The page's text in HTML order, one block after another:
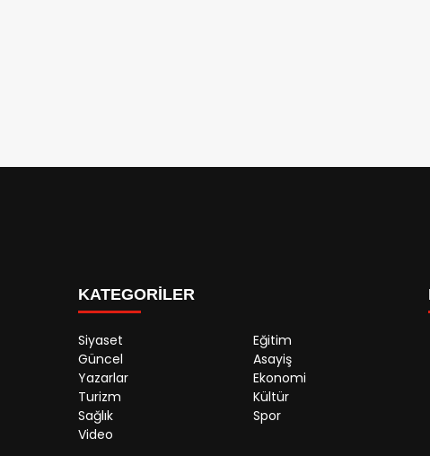
KATEGORİLER
Siyaset
Eğitim
Güncel
Asayiş
Yazarlar
Ekonomi
Turizm
Kültür
Sağlık
Spor
Video